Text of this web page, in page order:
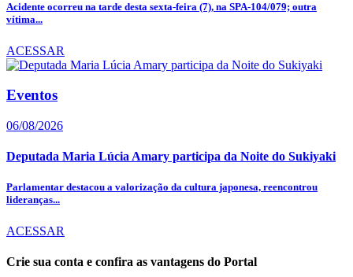
Acidente ocorreu na tarde desta sexta-feira (7), na SPA-104/079; outra
vítima...
ACESSAR
Eventos
06/08/2026
Deputada Maria Lúcia Amary participa da Noite do Sukiyaki
Parlamentar destacou a valorização da cultura japonesa, reencontrou
lideranças...
ACESSAR
Crie sua conta e confira as vantagens do Portal